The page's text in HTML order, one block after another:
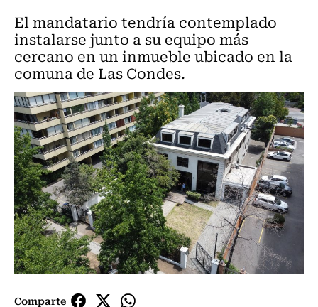
El mandatario tendría contemplado
instalarse junto a su equipo más
cercano en un inmueble ubicado en la
comuna de Las Condes.
Comparte